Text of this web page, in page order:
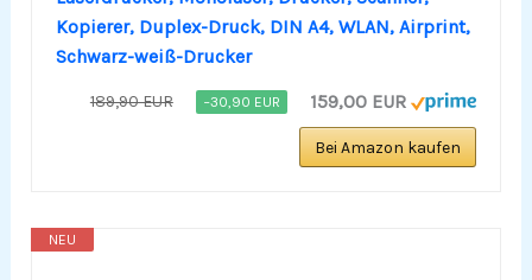
Kopierer, Duplex-Druck, DIN A4, WLAN, Airprint,
Schwarz-weiß-Drucker
189,90 EUR −30,90 EUR 159,00 EUR
Bei Amazon kaufen
NEU